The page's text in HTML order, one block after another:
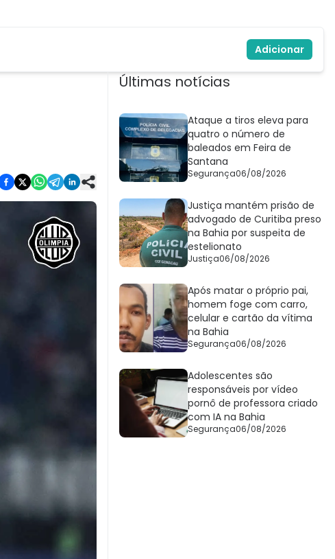
Adicionar
Últimas notícias
Ataque a tiros eleva para
quatro o número de
baleados em Feira de
Santana
Segurança06/08/2026
Justiça mantém prisão de
advogado de Curitiba preso
na Bahia por suspeita de
estelionato
Justiça06/08/2026
Após matar o próprio pai,
homem foge com carro,
celular e cartão da vítima
na Bahia
Segurança06/08/2026
Adolescentes são
responsáveis por vídeo
pornô de professora criado
com IA na Bahia
Segurança06/08/2026